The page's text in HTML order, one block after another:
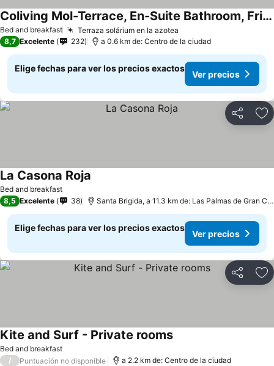
Bed and breakfast Terraza solárium en la azotea
Coliving Mol-Terrace, En-Suite Bathroom, Fridge & TV
8,7 Excelente 232 a 0.6 km de: Centro de la ciudad
Elige fechas para ver los precios exactos
Ver precios
Compartir
Bed and breakfast
La Casona Roja
8,5 Excelente 38 Santa Brigida, a 11.3 km de: Las Palmas de Gran Canaria
Elige fechas para ver los precios exactos
Ver precios
Compartir
Bed and breakfast
Kite and Surf - Private rooms
/ Puntuación no disponible a 2.2 km de: Centro de la ciudad